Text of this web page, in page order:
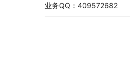
业务QQ：409572682